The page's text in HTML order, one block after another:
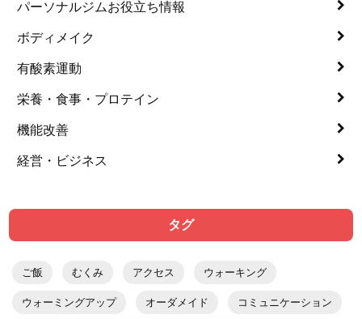
パーソナルジムお役立ち情報
ボディメイク
有酸素運動
栄養・食事・プロテイン
機能改善
経営・ビジネス
タグ
ご飯 むくみ アクセス ウォーキング
ウォーミングアップ オーダメイド コミュニケーション